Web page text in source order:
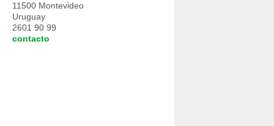
11500 Montevideo
Uruguay
2601 90 99
contacto